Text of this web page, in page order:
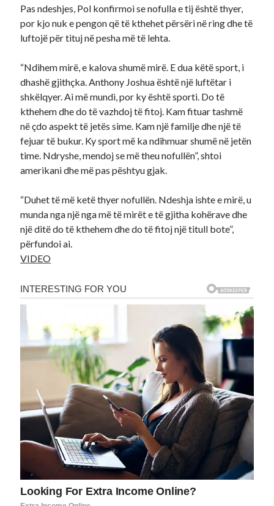
Pas ndeshjes, Pol konfirmoi se nofulla e tij është thyer,
por kjo nuk e pengon që të kthehet përsëri në ring dhe të
luftojë për tituj në pesha më të lehta.
“Ndihem mirë, e kalova shumë mirë. E dua këtë sport, i
dhashë gjithçka. Anthony Joshua është një luftëtar i
shkëlqyer. Ai më mundi, por ky është sporti. Do të
kthehem dhe do të vazhdoj të fitoj. Kam fituar tashmë
në çdo aspekt të jetës sime. Kam një familje dhe një të
fejuar të bukur. Ky sport më ka ndihmuar shumë në jetën
time. Ndryshe, mendoj se më theu nofullën”, shtoi
amerikani dhe më pas pështyu gjak.
“Duhet të më ketë thyer nofullën. Ndeshja ishte e mirë, u
munda nga një nga më të mirët e të gjitha kohërave dhe
një ditë do të kthehem dhe do të fitoj një titull bote”,
përfundoi ai.
VIDEO